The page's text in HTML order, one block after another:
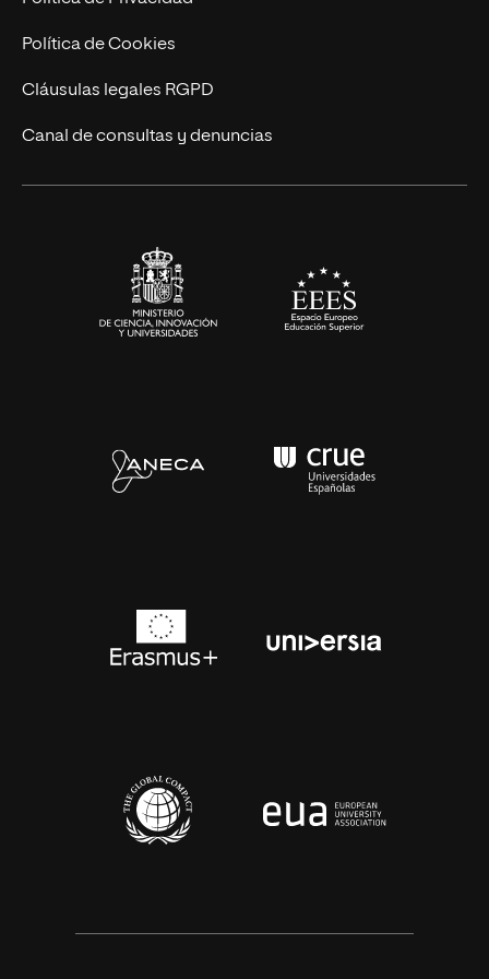
Ingeniería
Diseño
Ciencias de la Salud
Política de Cookies
Cláusulas legales RGPD
Canal de consultas y denuncias